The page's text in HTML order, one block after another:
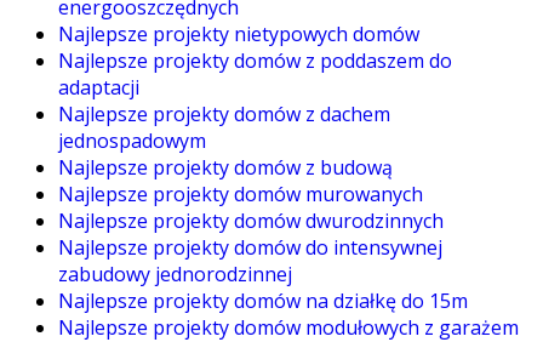
energooszczędnych
Najlepsze projekty nietypowych domów
Najlepsze projekty domów z poddaszem do
adaptacji
Najlepsze projekty domów z dachem
jednospadowym
Najlepsze projekty domów z budową
Najlepsze projekty domów murowanych
Najlepsze projekty domów dwurodzinnych
Najlepsze projekty domów do intensywnej
zabudowy jednorodzinnej
Najlepsze projekty domów na działkę do 15m
Najlepsze projekty domów modułowych z garażem